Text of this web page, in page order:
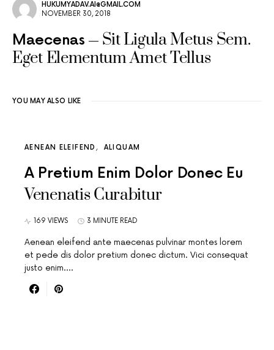
HUKUMYADAV.AI@GMAIL.COM
NOVEMBER 30, 2018
Maecenas
Sit Ligula Metus Sem.
Eget Elementum Amet Tellus
YOU MAY ALSO LIKE
AENEAN ELEIFEND ALIQUAM
A Pretium Enim Dolor Donec Eu
Venenatis Curabitur
169 VIEWS 3 MINUTE READ
Aenean eleifend ante maecenas pulvinar montes lorem
et pede dis dolor pretium donec dictum. Vici consequat
justo enim.…